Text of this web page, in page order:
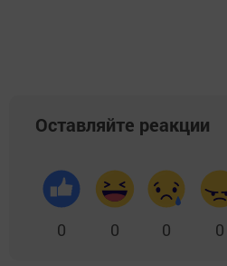
Оставляйте реакции
0 0 0 0